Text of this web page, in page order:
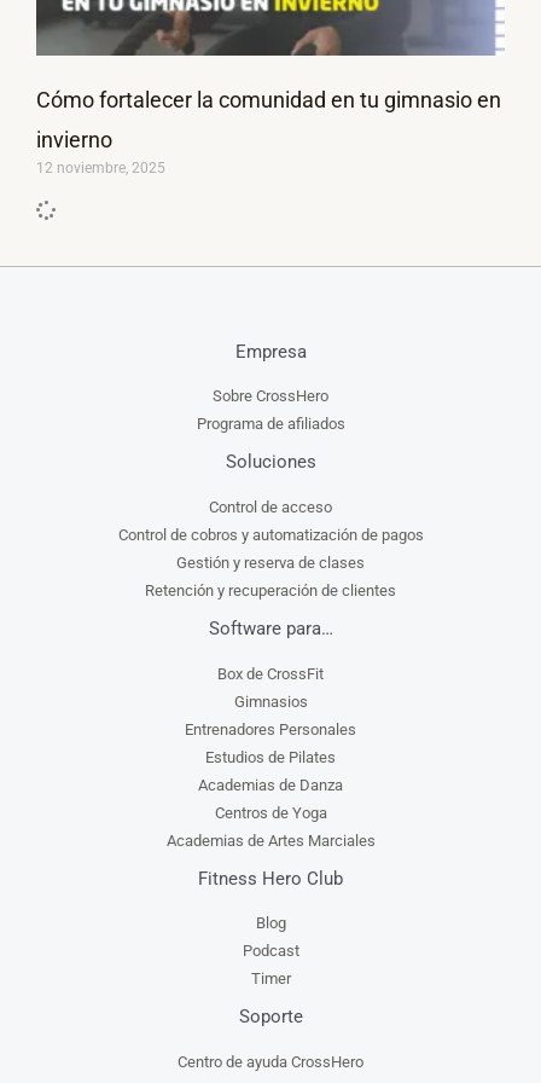
Cómo fortalecer la comunidad en tu gimnasio en
invierno
12 noviembre, 2025
Empresa
Sobre CrossHero
Programa de afiliados
Soluciones
Control de acceso
Control de cobros y automatización de pagos
Gestión y reserva de clases
Retención y recuperación de clientes
Software para…
Box de CrossFit
Gimnasios
Entrenadores Personales
Estudios de Pilates
Academias de Danza
Centros de Yoga
Academias de Artes Marciales
Fitness Hero Club
Blog
Podcast
Timer
Soporte
Centro de ayuda CrossHero